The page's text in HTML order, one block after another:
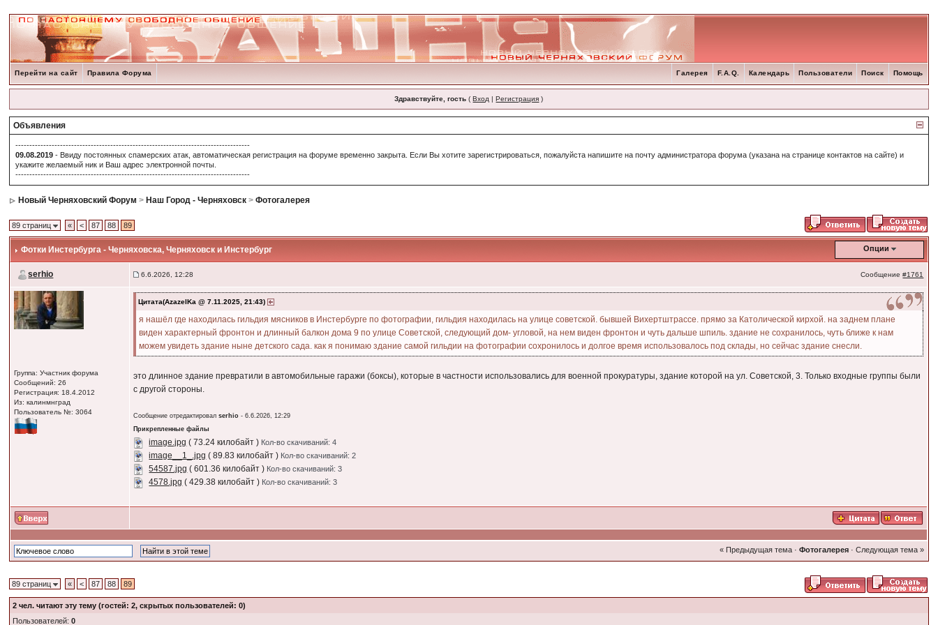
Перейти на сайт Правила Форума Помощь
Поиск
Пользователи
Календарь
F.A.Q.
Галерея
Здравствуйте, гость (Вход |Регистрация )
Объявления
------------------------------------------------------------------------------------
09.08.2019 - Ввиду постоянных спамерских атак, автоматическая регистрация на форуме временно закрыта. Если Вы хотите зарегистрироваться, пожалуйста напишите на почту администратора форума (указана на странице контактов на сайте) и
укажите желаемый ник и Ваш адрес электронной почты.
------------------------------------------------------------------------------------
Новый Черняховский Форум > Наш Город - Черняховск >Фотогалерея
89 страниц « < 87 88 89
Фотки Инстербурга - Черняховска, Черняховск и Инстербург Опции
serhio 6.6.2026, 12:28 Сообщение#1761
Группа: Участник форума
Сообщений: 26
Регистрация: 18.4.2012
Из: калинмнград
Пользователь №: 3064
Цитата(AzazelKa @ 7.11.2025, 21:43)
я нашёл где находилась гильдия мясников в Инстербурге по фотографии, гильдия находилась на улице советской. бывшей Вихертштрассе. прямо за Католической кирхой. на заднем плане
виден характерный фронтон и длинный балкон дома 9 по улице Советской, следующий дом- угловой, на нем виден фронтон и чуть дальше шпиль. здание не сохранилось, чуть ближе к нам
можем увидеть здание ныне детского сада. как я понимаю здание самой гильдии на фотографии сохронилось и долгое время использовалось под склады, но сейчас здание снесли.
это длинное здание превратили в автомобильные гаражи (боксы), которые в частности использовались для военной прокуратуры, здание которой на ул. Советской, 3. Только входные группы были
с другой стороны.
Сообщение отредактировалserhio - 6.6.2026, 12:29
Прикрепленные файлы
image.jpg ( 73.24 килобайт ) Кол-во скачиваний: 4
image__1_.jpg ( 89.83 килобайт ) Кол-во скачиваний: 2
54587.jpg ( 601.36 килобайт ) Кол-во скачиваний: 3
4578.jpg ( 429.38 килобайт ) Кол-во скачиваний: 3
« Предыдущая тема· Фотогалерея· Следующая тема »
89 страниц « < 87 88 89
2 чел. читают эту тему (гостей: 2, скрытых пользователей: 0)
Пользователей:0